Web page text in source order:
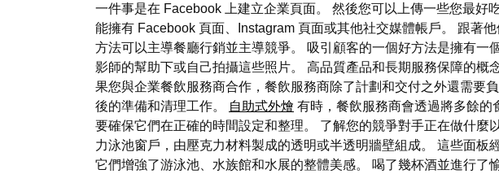
一件事是在 Facebook 上建立企業頁面。 然後您可以上傳一些您最
能擁有 Facebook 頁面、Instagram 頁面或其他社交媒體帳戶。 跟著
方法可以主導餐廳行銷並主導競爭。 吸引顧客的一個好方法是擁有一
影師的幫助下或自己拍攝這些照片。 高品質產品和長期服務保障的
果您與企業餐飲服務商合作，餐飲服務商除了計劃和交付之外還需要
後的準備和清理工作。
自助式外燴 有時，餐飲服務商會透過將多餘的
要確保它們在正確的時間設定和整理。 了解您的競爭對手正在做什
力泳池窗戶，由壓克力材料製成的透明或半透明牆壁組成。 這些面
它們增強了游泳池、水族館和水展的整體美感。 喝了幾杯酒並進行了